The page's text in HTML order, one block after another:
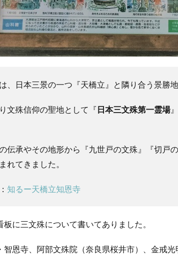
、日本三景の一つ『天橋立』と隣り合う景勝地
文殊信仰の聖地として『日本三文殊第一霊場
伝承やその地形から『九世戸の文殊』『切戸
れてきました。
知るー天橋立知恩寺
に三文殊について書いてありました。
智恩寺、阿部文殊院（奈良県桜井市）、金戒光